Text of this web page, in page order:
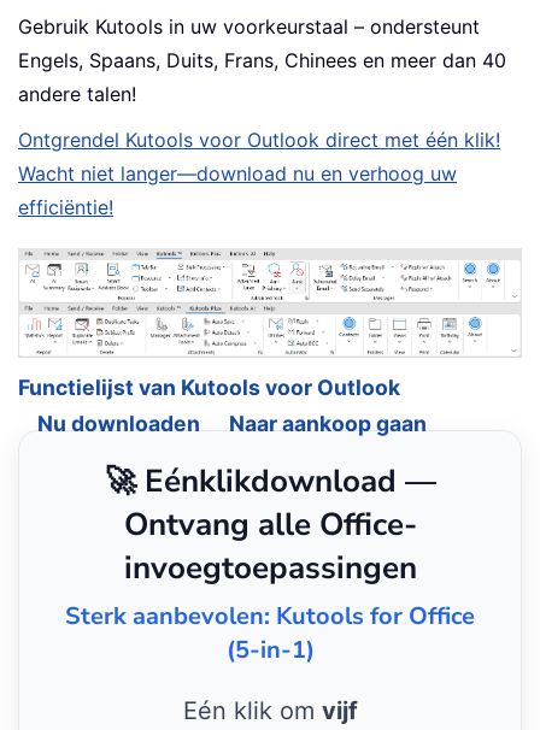
Gebruik Kutools in uw voorkeurstaal – ondersteunt
Engels, Spaans, Duits, Frans, Chinees en meer dan 40
andere talen!
Ontgrendel Kutools voor Outlook direct met één klik!
Wacht niet langer—download nu en verhoog uw
efficiëntie!
Functielijst van Kutools voor Outlook
Nu downloaden
Naar aankoop gaan
🚀 Eénklikdownload —
Ontvang alle Office-
invoegtoepassingen
Sterk aanbevolen: Kutools for Office
(5-in-1)
Eén klik om vijf